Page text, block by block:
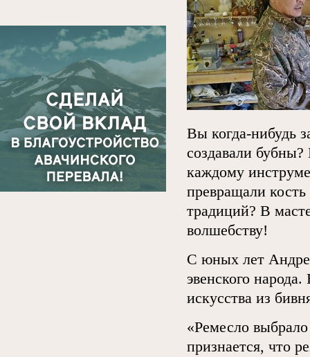
Вы когда-нибудь
создавали
каждому
превращали
традиций? В
волшебству!
С юных лет
эвенского
искусства из
«Ремесло
признается, что